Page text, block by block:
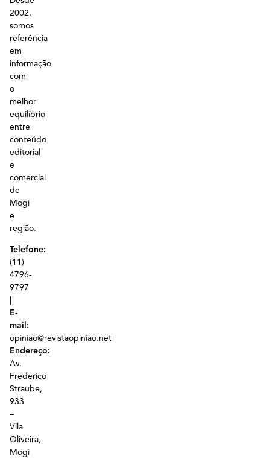
2002,
somos
referência
em
informação
com
o
melhor
equilíbrio
entre
conteúdo
editorial
e
comercial
de
Mogi
e
região.
Telefone:
(11)
4796-
9797
E-
mail:
opiniao@revistaopiniao.net
Endereço:
Av.
Frederico
Straube,
933
–
Vila
Oliveira,
Mogi